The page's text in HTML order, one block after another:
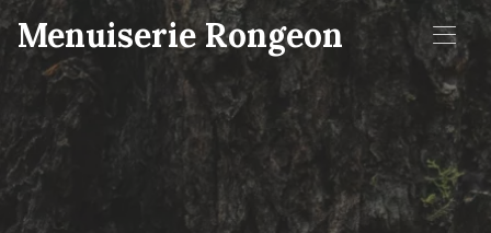
Menuiserie Rongeon